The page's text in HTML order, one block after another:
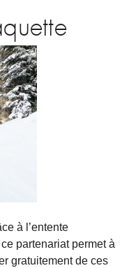
à l’entente
ce partenariat permet à
gratuitement de ces